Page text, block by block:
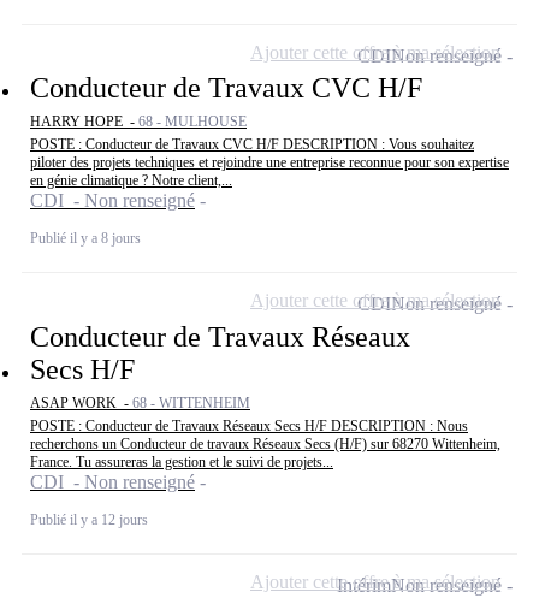
Conducteur de Travaux CVC H/F
HARRY HOPE - 68 - MULHOUSE
POSTE : Conducteur de Travaux CVC H/F DESCRIPTION : Vous souhaitez
piloter des projets techniques et rejoindre une entreprise reconnue pour son expertise
en génie climatique ? Notre client,...
CDI - Non renseigné
Publié il y a 8 jours
CDINon renseigné
Ajouter cette offre à ma sélection
Conducteur de Travaux Réseaux
Secs H/F
ASAP WORK - 68 - WITTENHEIM
POSTE : Conducteur de Travaux Réseaux Secs H/F DESCRIPTION : Nous
recherchons un Conducteur de travaux Réseaux Secs (H/F) sur 68270 Wittenheim,
France. Tu assureras la gestion et le suivi de projets...
CDI - Non renseigné
Publié il y a 12 jours
CDINon renseigné
Ajouter cette offre à ma sélection
IntérimNon renseigné
Ajouter cette offre à ma sélection